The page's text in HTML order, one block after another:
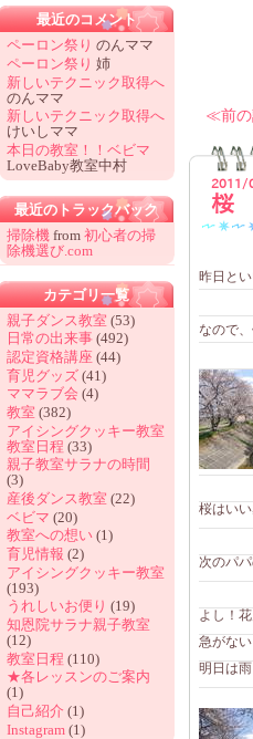
♪♪♪
前
2011/
桜
昨日と
なので
桜はい
次のパ
よし！
急がな
明日は
最近のコメント
ペーロン祭り のんママ
ペーロン祭り 姉
新しいテクニック取得へ
のんママ
新しいテクニック取得へ
けいしママ
本日の教室！！ベビマ
LoveBaby教室中村
最近のトラックバック
掃除機 from 初心者の掃
除機選び.com
カテゴリ一覧
親子ダンス教室 (53)
日常の出来事 (492)
認定資格講座 (44)
育児グッズ (41)
ママラブ会 (4)
教室 (382)
アイシングクッキー教室
教室日程 (33)
親子教室サラナの時間
(3)
産後ダンス教室 (22)
ベビマ (20)
教室への想い (1)
育児情報 (2)
アイシングクッキー教室
(193)
うれしいお便り (19)
知恩院サラナ親子教室
(12)
教室日程 (110)
★各レッスンのご案内
(1)
自己紹介 (1)
Instagram (1)